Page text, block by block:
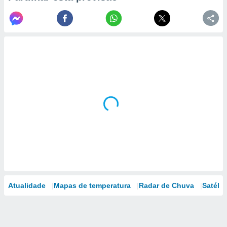
Atualidade Mapas de temperatura Radar de Chuva